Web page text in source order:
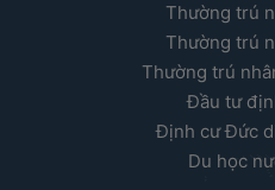
Thường trú
Thường trú
Thường trú
Đầu tư
Định cư Đức
Du học